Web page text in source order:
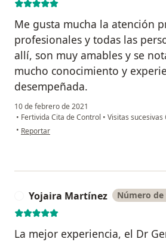
Me gusta mucha la atención
profesionales y todas las
allí, son muy amables y se
mucho conocimiento y
desempeñada.
10 de febrero de 2021
• Fertivida Cita de Control • Visitas
• en opinión del usuario Jacqueline M.
Reportar
Yojaira Martínez Número
La mejor experiencia, el Dr